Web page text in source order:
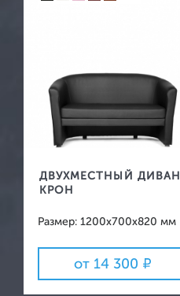
ДВУХМЕСТНЫЙ ДИВАН
КРОН
Размер: 1200х700х820 мм
от 14 300
Вешалки